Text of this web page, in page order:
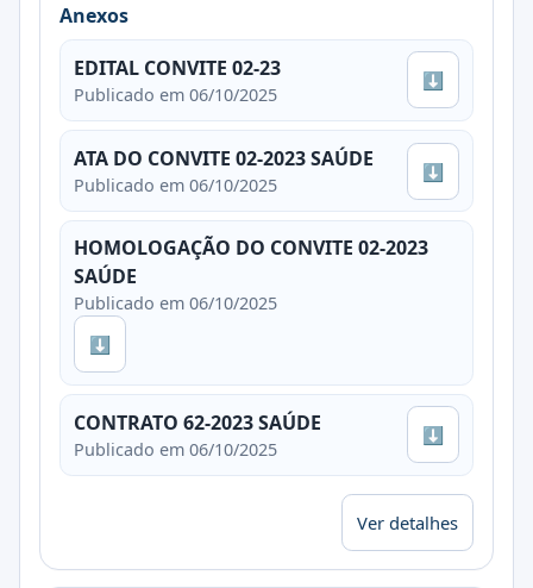
Anexos
EDITAL CONVITE 02-23
Publicado em 06/10/2025
⬇
ATA DO CONVITE 02-2023 SAÚDE
Publicado em 06/10/2025
⬇
HOMOLOGAÇÃO DO CONVITE 02-2023
SAÚDE
Publicado em 06/10/2025
⬇
CONTRATO 62-2023 SAÚDE
Publicado em 06/10/2025
⬇
Ver detalhes